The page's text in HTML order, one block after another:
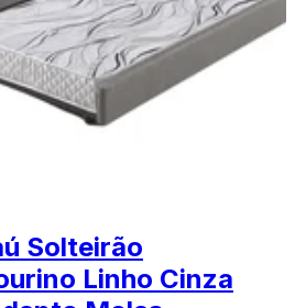
Solteirão
Linho Cinza